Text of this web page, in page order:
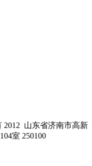
2012 山东省济南市高新
室 250100